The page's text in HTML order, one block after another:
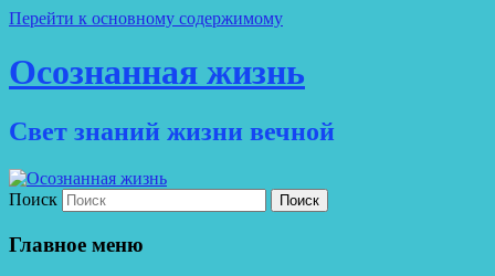
Перейти к основному содержимому
Осознанная жизнь
Свет знаний жизни вечной
Поиск
Главное меню